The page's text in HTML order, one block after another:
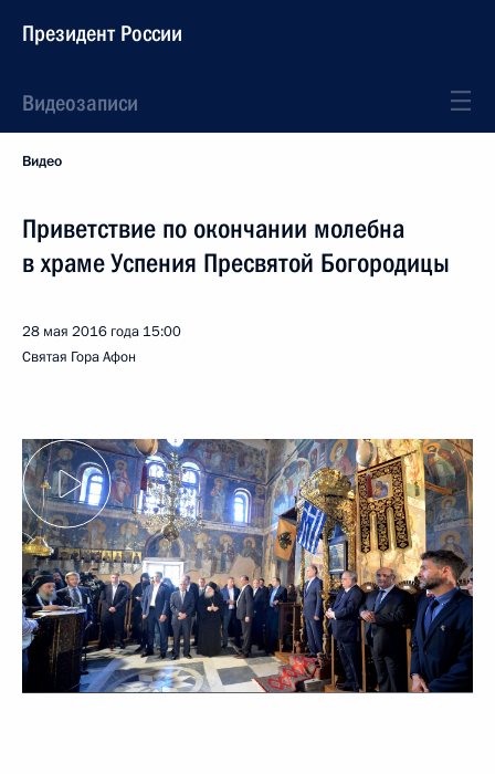
Президент России
Видеозаписи
Видео
Приветствие по окончании молебна
в храме Успения Пресвятой Богородицы
28 мая 2016 года 15:00
Святая Гора Афон